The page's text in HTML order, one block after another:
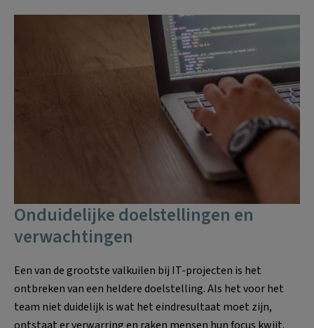
Onduidelijke doelstellingen en
verwachtingen
Een van de grootste valkuilen bij IT-projecten is het
ontbreken van een heldere doelstelling. Als het voor het
team niet duidelijk is wat het eindresultaat moet zijn,